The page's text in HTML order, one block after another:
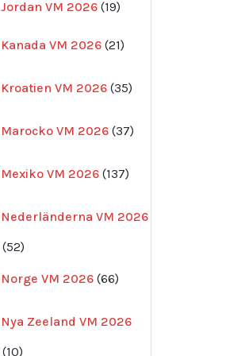
Jordan VM 2026 19
Kanada VM 2026 21
produkter
Kroatien VM 2026 35
produkter
Marocko VM 2026 37
produkter
Mexiko VM 2026 137
produkter
Nederländerna VM 2026
5252
Norge VM 2026 66
produkter
Nya Zeeland VM 2026
1010